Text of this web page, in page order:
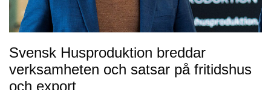
Svensk Husproduktion breddar
verksamheten och satsar på fritidshus
och export